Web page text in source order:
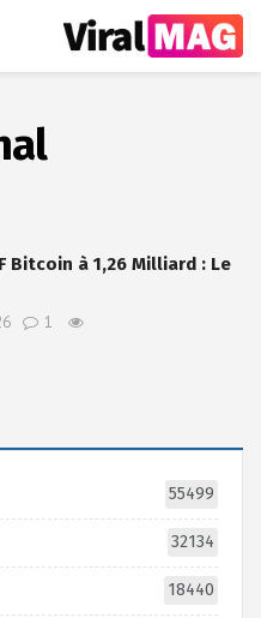
Bitcoin à 1,26 Milliard : Le
1
55499
32134
18440